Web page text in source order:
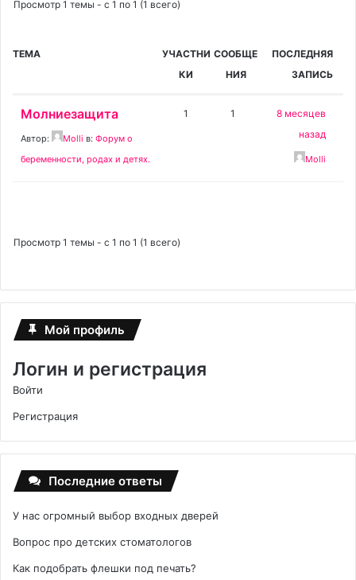
Просмотр 1 темы - с 1 по 1 (1 всего)
ТЕМА
УЧАСТНИ
КИ
СООБЩЕ
НИЯ
ПОСЛЕДНЯЯ
ЗАПИСЬ
Молниезащита
Автор: Molli в: Форум о
беременности, родах и детях.
1 1
8 месяцев
назад
Molli
Просмотр 1 темы - с 1 по 1 (1 всего)
Мой профиль
Логин и регистрация
Войти
Регистрация
Последние ответы
У нас огромный выбор входных дверей
Вопрос про детских стоматологов
Как подобрать флешки под печать?